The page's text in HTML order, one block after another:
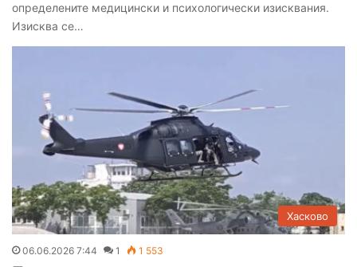
определените медицински и психологически изисквания.
Изисква се…
Хасково
06.06.2026 7:44 1 1 553